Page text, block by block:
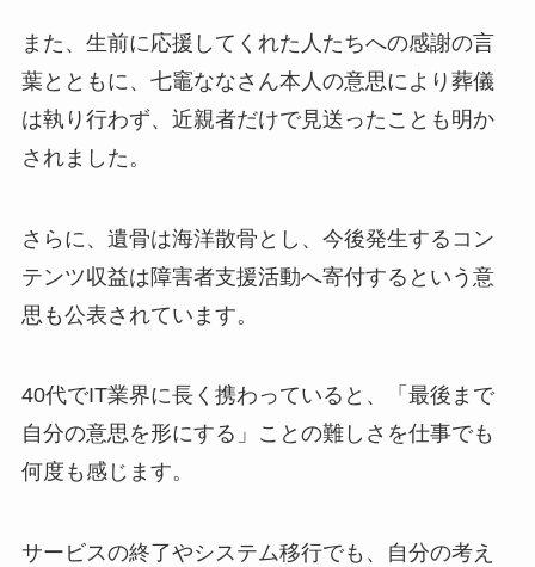
また、生前に応援してくれた人たちへの感謝の言
葉とともに、七竈ななさん本人の意思により葬儀
は執り行わず、近親者だけで見送ったことも明か
されました。
さらに、遺骨は海洋散骨とし、今後発生するコン
テンツ収益は障害者支援活動へ寄付するという意
思も公表されています。
40代でIT業界に長く携わっていると、「最後まで
自分の意思を形にする」ことの難しさを仕事でも
何度も感じます。
サービスの終了やシステム移行でも、自分の考え